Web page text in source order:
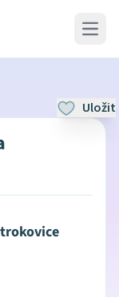
Open
Uložit